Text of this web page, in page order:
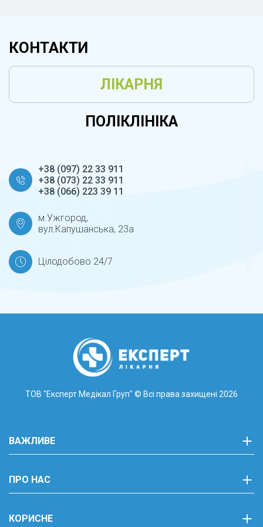
КОНТАКТИ
ЛІКАРНЯ
ПОЛІКЛІНІКА
+38 (097) 22 33 911
+38 (073) 22 33 911
+38 (066) 223 39 11
м.Ужгород,
вул.Капушанська, 23а
Цілодобово 24/7
Ужгород, вул. Капушанська, 145
СБ 09:00 - 18:00
+38 (073) 22 33 911
+38 (066) 223 39 11
вул.Капушанська, 23а
З 8:00-20:00
ТОВ "Експерт Медікал Груп" © Всі права захищені 2026
ВАЖЛИВЕ
ПРО НАС
КОРИСНЕ